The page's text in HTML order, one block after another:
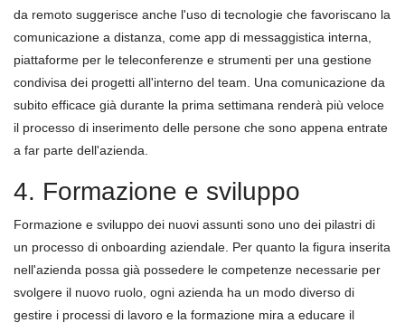
da remoto suggerisce anche l'uso di tecnologie che favoriscano la
comunicazione a distanza, come app di messaggistica interna,
piattaforme per le teleconferenze e strumenti per una gestione
condivisa dei progetti all'interno del team. Una comunicazione da
subito efficace già durante la prima settimana renderà più veloce
il processo di inserimento delle persone che sono appena entrate
a far parte dell'azienda.
4. Formazione e sviluppo
Formazione e sviluppo dei nuovi assunti sono uno dei pilastri di
un processo di onboarding aziendale. Per quanto la figura inserita
nell'azienda possa già possedere le competenze necessarie per
svolgere il nuovo ruolo, ogni azienda ha un modo diverso di
gestire i processi di lavoro e la formazione mira a educare il